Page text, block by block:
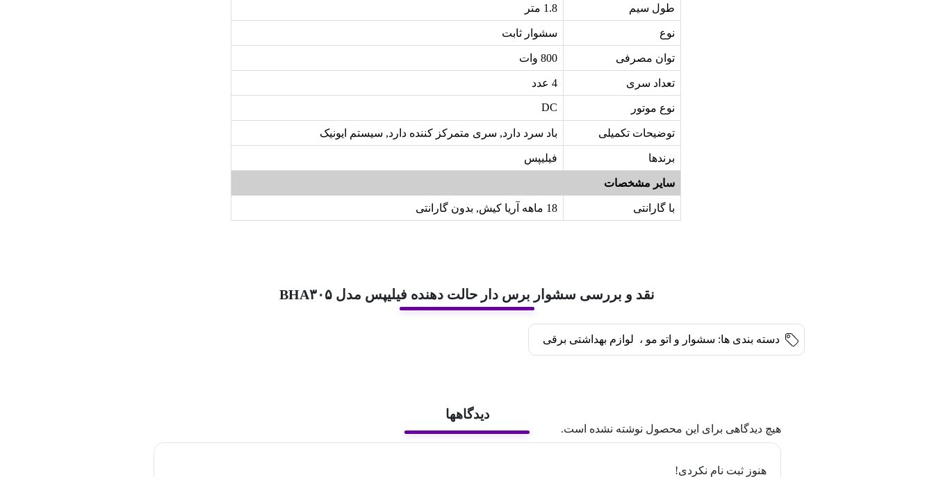
طول سیم 1.8 متر
نوع سشوار ثابت
توان مصرفی 800 وات
تعداد سری 4 عدد
نوع موتور DC
توضیحات تکمیلی باد سرد دارد, سری متمرکز کننده دارد, سیستم ایونیک
برندها فیلیپس
سایر مشخصات
با گارانتی 18 ماهه آریا کیش, بدون گارانتی
نقد و بررسی سشوار برس دار حالت دهنده فیلیپس مدل BHA۳۰۵
دسته بندی ها: سشوار و اتو مو ، لوازم بهداشتی برقی
دیدگاهها
هیچ دیدگاهی برای این محصول نوشته نشده است.
هنوز ثبت نام نکردی!